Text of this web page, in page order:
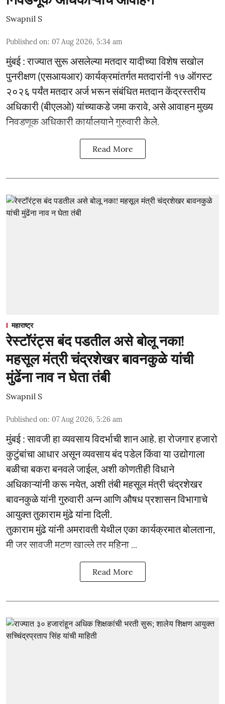
Swapnil S
Published on: 07 Aug 2026, 5:34 am
मुंबई : राज्यात सुरू असलेल्या मतदार यादीच्या विशेष सखोल
पुनरीक्षण (एसआयआर) कार्यक्रमांतर्गत मतदारांनी १७ ऑगस्ट
२०२६ पर्यंत मतदार अर्ज भरून संबंधित मतदान केंद्रस्तरीय
अधिकारी (बीएलओ) यांच्याकडे जमा करावे, असे आवाहन मुख्य
निवडणूक अधिकारी कार्यालयाने गुरुवारी केले.
Read More
महाराष्ट्र
रेस्टॉरंट्स बंद पडतील असे बोलू नका!
महसूल मंत्री चंद्रशेखर बावनकुळे यांची
मुंढेंना नाव न घेता तंबी
Swapnil S
Published on: 07 Aug 2026, 5:26 am
मुंबई : सावजी हा व्यवसाय विदर्भाची शान आहे. हा रोजगार हजारो
कुटुंबांचा आधार असून व्यवसाय बंद पडेल किंवा या उद्योगाला
बळीचा बकरा बनवले जाईल, अशी कोणतीही विधाने
अधिकाऱ्यांनी करू नयेत, अशी तंबी महसूल मंत्री चंद्रशेखर
बावनकुळे यांनी गुरुवारी अन्न आणि औषध प्रशासन विभागाचे
आयुक्त तुकाराम मुंढे यांना दिली.
तुकाराम मुंढे यांनी अमरावती येथील एका कार्यक्रमात बोलताना,
मी जर सावजी मटण खाल्ले तर महिना ...
Read More